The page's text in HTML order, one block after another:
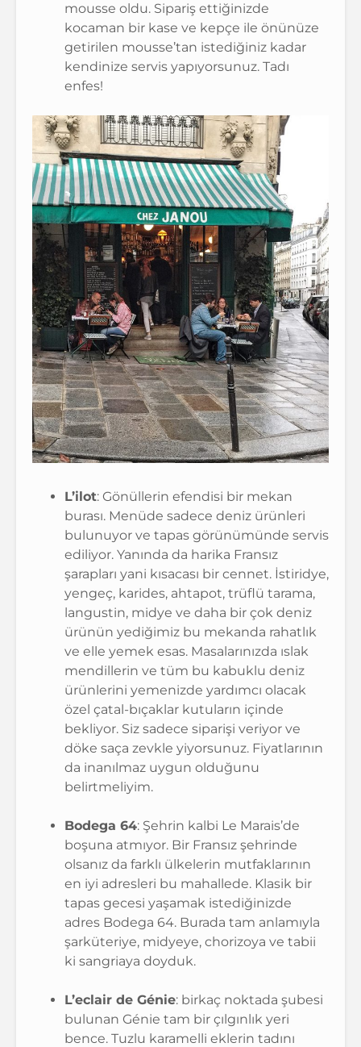
mousse oldu. Sipariş ettiğinizde
kocaman bir kase ve kepçe ile önünüze
getirilen mousse’tan istediğiniz kadar
kendinize servis yapıyorsunuz. Tadı
enfes!
L’ilot: Gönüllerin efendisi bir mekan
burası. Menüde sadece deniz ürünleri
bulunuyor ve tapas görünümünde servis
ediliyor. Yanında da harika Fransız
şarapları yani kısacası bir cennet. İstiridye,
yengeç, karides, ahtapot, trüflü tarama,
langustin, midye ve daha bir çok deniz
ürünün yediğimiz bu mekanda rahatlık
ve elle yemek esas. Masalarınızda ıslak
mendillerin ve tüm bu kabuklu deniz
ürünlerini yemenizde yardımcı olacak
özel çatal-bıçaklar kutuların içinde
bekliyor. Siz sadece siparişi veriyor ve
döke saça zevkle yiyorsunuz. Fiyatlarının
da inanılmaz uygun olduğunu
belirtmeliyim.
Bodega 64: Şehrin kalbi Le Marais’de
boşuna atmıyor. Bir Fransız şehrinde
olsanız da farklı ülkelerin mutfaklarının
en iyi adresleri bu mahallede. Klasik bir
tapas gecesi yaşamak istediğinizde
adres Bodega 64. Burada tam anlamıyla
şarküteriye, midyeye, chorizoya ve tabii
ki sangriaya doyduk.
L’eclair de Génie: birkaç noktada şubesi
bulunan Génie tam bir çılgınlık yeri
bence. Tuzlu karamelli eklerin tadını